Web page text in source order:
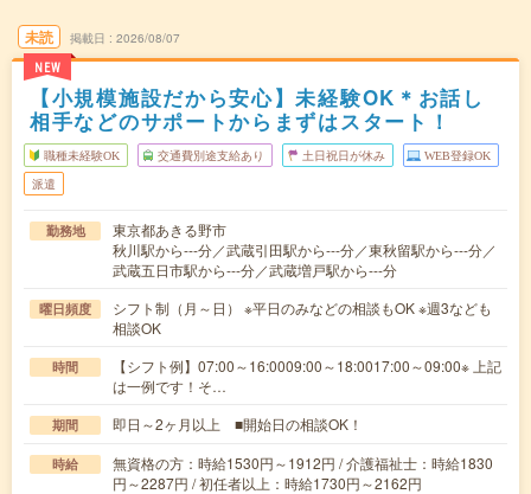
未読
NEW
掲載日 2026/08/07
【小規模施設だから安心】未経験OK＊お話し
相手などのサポートからまずはスタート！
職種未経験OK 交通費別途支給あり 土日祝日が休み WEB登録OK
派遣
勤務地
東京都あきる野市
秋川駅から---分／武蔵引田駅から---分／東秋留駅から---分／
武蔵五日市駅から---分／武蔵増戸駅から---分
曜日頻度
シフト制（月～日） ※平日のみなどの相談もOK ※週3なども
相談OK
時間
【シフト例】07:00～16:0009:00～18:0017:00～09:00※ 上記
は一例です！そ…
期間 即日～2ヶ月以上 ■開始日の相談OK！
時給
無資格の方：時給1530円～1912円 / 介護福祉士：時給1830
円～2287円 / 初任者以上：時給1730円～2162円